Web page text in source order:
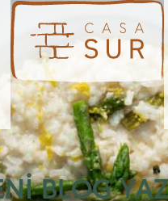
BLOG